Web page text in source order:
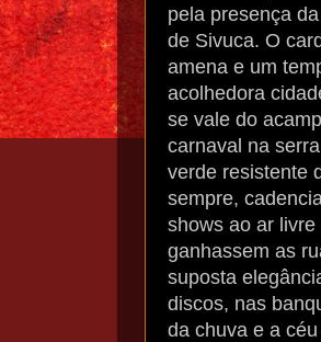
pela presença
de Sivuca. O
amena e um
acolhedora
se vale do
carnaval na
verde resistente
sempre,
shows ao ar
ganhassem as
suposta
discos, nas
da chuva e a